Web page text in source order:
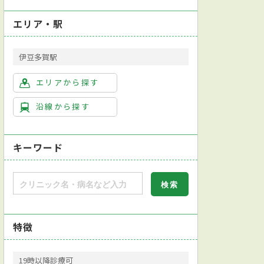
エリア・駅
伊豆多賀駅
エリアから探す
沿線から探す
キーワード
特徴
19時以降診療可